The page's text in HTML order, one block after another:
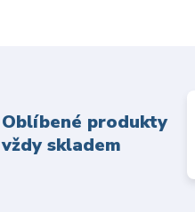
Oblíbené produkty
vždy skladem